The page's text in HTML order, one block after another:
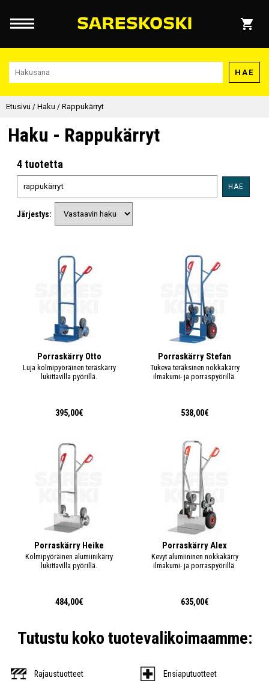
HAE
Etusivu / Haku / Rappukärryt
Haku - Rappukärryt
4 tuotetta
HAE
Järjestys:
Porraskärry Otto
Luja kolmipyöräinen teräskärry
lukittavilla pyörillä.
395,00€
Porraskärry Stefan
Tukeva teräksinen nokkakärry
ilmakumi- ja porraspyörillä.
538,00€
Porraskärry Heike
Kolmipyöräinen alumiinikärry
lukittavilla pyörillä.
484,00€
Porraskärry Alex
Kevyt alumiininen nokkakärry
ilmakumi- ja porraspyörillä.
635,00€
Tutustu koko tuotevalikoimaamme:
Rajaustuotteet Ensiaputuotteet